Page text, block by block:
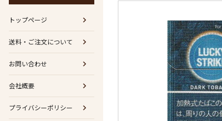
トップページ
送料・ご注文について
お問い合わせ
会社概要
プライバシーポリシー